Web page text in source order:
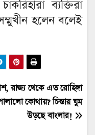
ব্যক্তিরা
হলেন বলেই
রাজ্য থেকে এত রোহিঙ্গা
কোথায়? চিন্তায় ঘুম
উড়ছে বাংলার!